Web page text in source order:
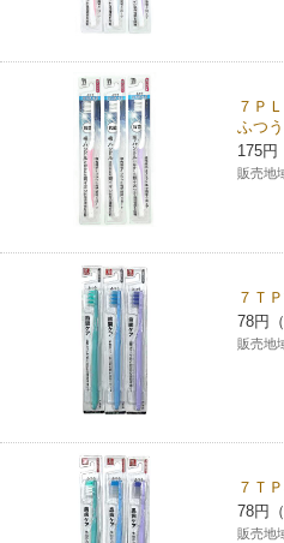
ファクス
チケット
プリペイドサービス
スポーツ振興くじ
行政サービス
ご利用可能なお支払い方法
各種料金のお支払い
スマホプリペイド
レジでApple Accountにチャージ
オンラインフォトサービス
コインランドリー（店舗限定）
自転車シェアリング（店舗限定）
イープラス
CNプレイガイド
セブンネットショッピング
国内店舗数
売上高、店舗数推移
データで見るセブン‐イレブン
セブン‐イレブンの「商品力」
セブン-イレブンの歴史
GREEN CHALLENGE 2050
4VISIONS
サステナビリティニュース
報告書ライブラリー
お問い合わせ
Language
English (Corporate)
English (Services)
中文[繁體字](服務)
한국어(서비스)
ภาษาไทย(บริการ)
７Ｐ
ふつう
175円
販売地
７Ｔ
78円
販売地
７Ｔ
78円
販売地